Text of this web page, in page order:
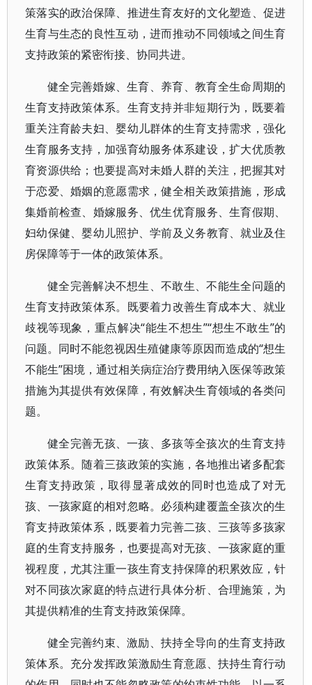
策落实的政治保障、推进生育友好的文化塑造、促进
生育与生态的良性互动，进而推动不同领域之间生育
支持政策的紧密衔接、协同共进。
健全完善婚嫁、生育、养育、教育全生命周期的
生育支持政策体系。生育支持并非短期行为，既要着
重关注育龄夫妇、婴幼儿群体的生育支持需求，强化
生育服务支持，加强育幼服务体系建设，扩大优质教
育资源供给；也要提高对未婚人群的关注，把握其对
于恋爱、婚姻的意愿需求，健全相关政策措施，形成
集婚前检查、婚嫁服务、优生优育服务、生育假期、
妇幼保健、婴幼儿照护、学前及义务教育、就业及住
房保障等于一体的政策体系。
健全完善解决不想生、不敢生、不能生全问题的
生育支持政策体系。既要着力改善生育成本大、就业
歧视等现象，重点解决“能生不想生”“想生不敢生”的
问题。同时不能忽视因生殖健康等原因而造成的“想生
不能生”困境，通过相关病症治疗费用纳入医保等政策
措施为其提供有效保障，有效解决生育领域的各类问
题。
健全完善无孩、一孩、多孩等全孩次的生育支持
政策体系。随着三孩政策的实施，各地推出诸多配套
生育支持政策，取得显著成效的同时也造成了对无
孩、一孩家庭的相对忽略。必须构建覆盖全孩次的生
育支持政策体系，既要着力完善二孩、三孩等多孩家
庭的生育支持服务，也要提高对无孩、一孩家庭的重
视程度，尤其注重一孩生育支持保障的积累效应，针
对不同孩次家庭的特点进行具体分析、合理施策，为
其提供精准的生育支持政策保障。
健全完善约束、激励、扶持全导向的生育支持政
策体系。充分发挥政策激励生育意愿、扶持生育行动